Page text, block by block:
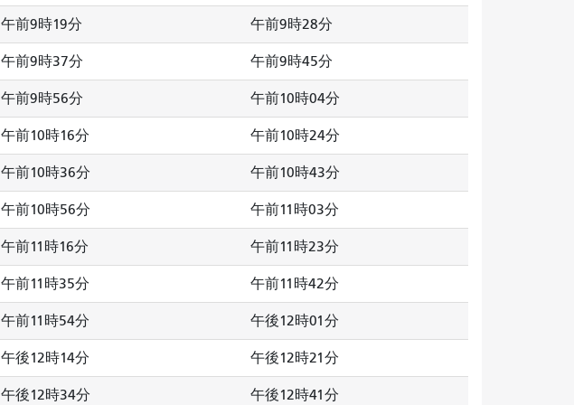
午前9時19分 午前9時28分
午前9時37分 午前9時45分
午前9時56分 午前10時04分
午前10時16分 午前10時24分
午前10時36分 午前10時43分
午前10時56分 午前11時03分
午前11時16分 午前11時23分
午前11時35分 午前11時42分
午前11時54分 午後12時01分
午後12時14分 午後12時21分
午後12時34分 午後12時41分